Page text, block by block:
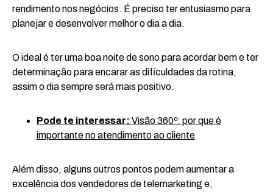
rendimento nos negócios. É preciso ter entusiasmo para
planejar e desenvolver melhor o dia a dia.
O ideal é ter uma boa noite de sono para acordar bem e ter
determinação para encarar as dificuldades da rotina,
assim o dia sempre será mais positivo.
Pode te interessar: Visão 360º: por que é
importante no atendimento ao cliente
Além disso, alguns outros pontos podem aumentar a
excelência dos vendedores de telemarketing e,